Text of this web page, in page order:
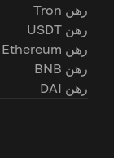
رهن Tron
رهن USDT
رهن Ethereum
رهن BNB
رهن DAI